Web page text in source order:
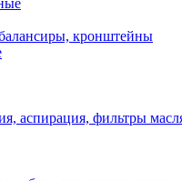
кронштейны
аспирация, фильтры